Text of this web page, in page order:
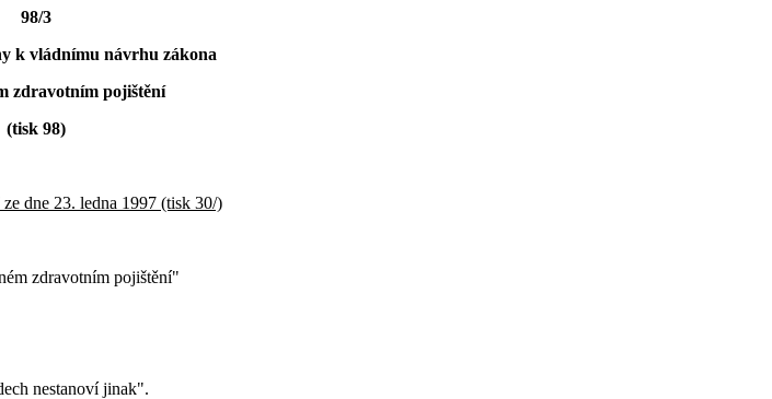
98/3
k vládnímu návrhu zákona
zdravotním pojištění
(tisk 98)
dne 23. ledna 1997 (tisk 30/)
zdravotním pojištění"
nestanoví jinak".